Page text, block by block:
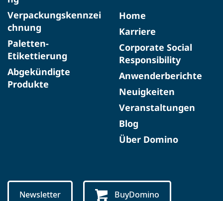
Verpackungskennzei
chnung
Paletten-
Etikettierung
Abgekündigte
Produkte​
Home
Karriere
Corporate Social
Responsibility
Anwenderberichte
Neuigkeiten
Veranstaltungen
Blog
Über Domino
Newsletter BuyDomino